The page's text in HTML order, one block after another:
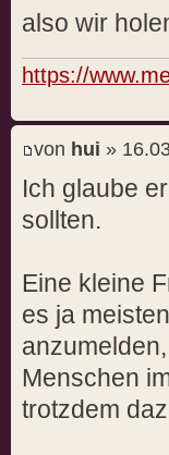
also wir
https://
von hui »
Ich glaube
sollten.
Eine kleine
es ja
Menschen
trotzdem